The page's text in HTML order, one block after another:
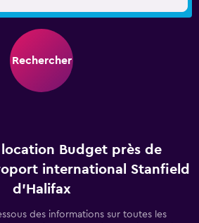
Rechercher
Budget près de
international Stanfield
d'Halifax
des informations sur toutes les